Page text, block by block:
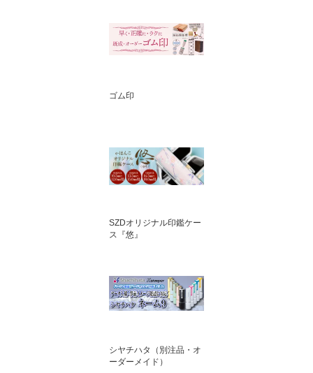
ゴム印
SZDオリジナル印鑑ケー
ス『悠』
シヤチハタ（別注品・オ
ーダーメイド）